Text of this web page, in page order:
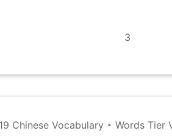
3
Chinese Vocabulary ‣ Words Tier